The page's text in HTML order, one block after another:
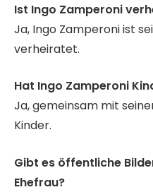
Ist Ingo Zamperoni
Ja, Ingo Zamperoni ist
verheiratet.
Hat Ingo Zamperoni
Ja, gemeinsam mit
Kinder.
Gibt es öffentliche
Ehefrau?